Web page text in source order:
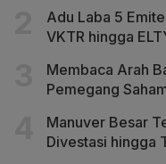
Adu Laba 5
VKTR hingga
Membaca Arah
Pemegang
Manuver Besar
Divestasi hingga